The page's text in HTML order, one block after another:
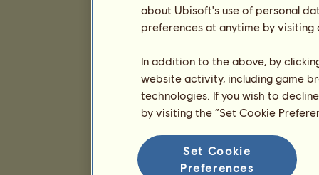
about Ubisoft's use of personal
preferences at anytime by
In addition to the above, by
website activity, including game
technologies. If you wish to
by visiting the “Set Cookie
Set Cookie
Preferences